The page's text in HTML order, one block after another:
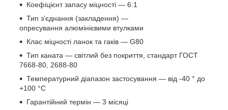
Коефіцієнт запасу міцності — 6:1
Тип з'єднання (закладення) —
опресування алюмінієвими втулками
Клас міцності ланок та гаків — G80
Тип каната — світлий без покриття, стандарт ГОСТ
7668-80, 2688-80
Температурний діапазон застосування — від -40 ° до
+100 °С
Гарантійний термін — 3 місяці